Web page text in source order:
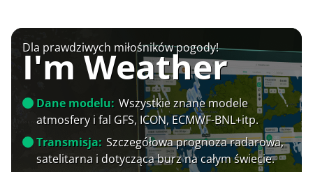
Dla prawdziwych miłośników pogody!
I'm Weather
Dane modelu: Wszystkie znane modele
atmosfery i fal GFS, ICON, ECMWF-BNL+itp.
Transmisja: Szczegółowa prognoza radarowa,
satelitarna i dotycząca burz na całym świecie.